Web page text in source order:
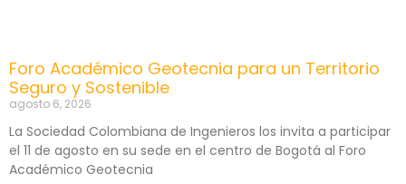
Foro Académico Geotecnia para un Territorio
Seguro y Sostenible
agosto 6, 2026
La Sociedad Colombiana de Ingenieros los invita a participar
el 11 de agosto en su sede en el centro de Bogotá al Foro
Académico Geotecnia